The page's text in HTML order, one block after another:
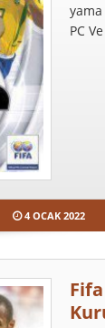
PC
4 OCAK 2022